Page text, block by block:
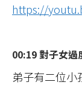
https://
00:19 對子女過
弟子有二位